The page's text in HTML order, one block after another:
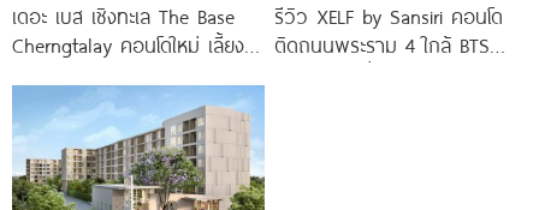
เดอะ เบส เชิงทะเล The Base
Cherngtalay คอนโดใหม่ เลี้ยง
รีวิว XELF by Sansiri คอนโด
ติดถนนพระราม 4 ใกล้ BTS